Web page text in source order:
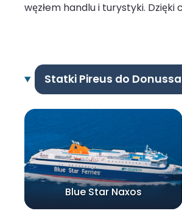
węzłem handlu i turystyki.
Statki Pireus do Donussa
Blue Star Naxos